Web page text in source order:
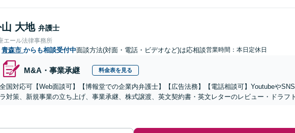
大地 弁護士
エール法律事務所
青森市 からも相談受付中面談方法(対面・電話・ビデオなど)は応相談営業時間：本日定休日
M&A・事業承継 料金表を見る
全国対応可【Web面談可】【博報堂での企業内弁護士】【広告法務】【電話相談可】Youtubeや
ラ対策、新規事業の立ち上げ、事業承継、株式譲渡、英文契約書・英文レターのレビュー・ドラフ